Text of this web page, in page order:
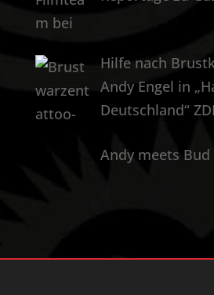
Hilfe nach
Andy Engel in
Deutschland“
Andy meets Bud